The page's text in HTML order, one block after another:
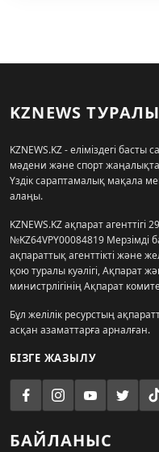
KZNEWS ТУРАЛЫ
KZNEWS.KZ - еліміздегі
мәдени және спорт
Үздік сараптамалық мақала
алаңы.
KZNEWS.KZ ақпарат агенттігі
№KZ64VPY00084819 Мерзімді
ақпараттық агенттікті және
қою туралы куәлігі, Ақпарат
министрлігінің Ақпарат
Бұл желілік ресурстың
асқан азаматтарға арналған.
БІЗГЕ ЖАЗЫЛУ
БАЙЛАНЫС